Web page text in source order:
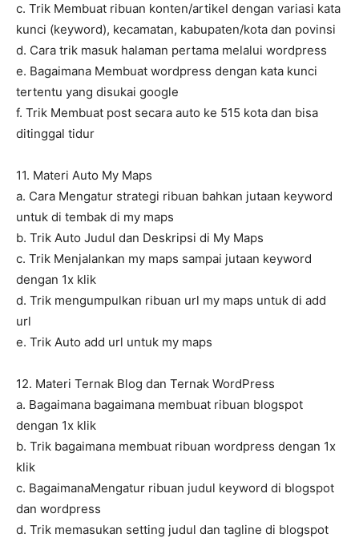
c. Trik Membuat ribuan konten/artikel dengan variasi kata
kunci (keyword), kecamatan, kabupaten/kota dan povinsi
d. Cara trik masuk halaman pertama melalui wordpress
e. Bagaimana Membuat wordpress dengan kata kunci
tertentu yang disukai google
f. Trik Membuat post secara auto ke 515 kota dan bisa
ditinggal tidur
11. Materi Auto My Maps
a. Cara Mengatur strategi ribuan bahkan jutaan keyword
untuk di tembak di my maps
b. Trik Auto Judul dan Deskripsi di My Maps
c. Trik Menjalankan my maps sampai jutaan keyword
dengan 1x klik
d. Trik mengumpulkan ribuan url my maps untuk di add
url
e. Trik Auto add url untuk my maps
12. Materi Ternak Blog dan Ternak WordPress
a. Bagaimana bagaimana membuat ribuan blogspot
dengan 1x klik
b. Trik bagaimana membuat ribuan wordpress dengan 1x
klik
c. BagaimanaMengatur ribuan judul keyword di blogspot
dan wordpress
d. Trik memasukan setting judul dan tagline di blogspot